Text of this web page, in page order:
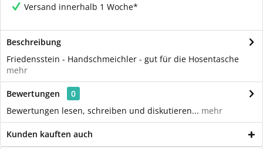
Versand innerhalb 1 Woche*
Beschreibung
Friedensstein - Handschmeichler - gut für die Hosentasche
mehr
Bewertungen
0
Bewertungen lesen, schreiben und diskutieren... mehr
Kunden kauften auch